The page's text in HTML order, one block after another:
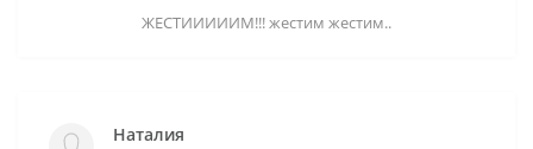
ЖЕСТИИИИИМ!!! жестим жестим..
Наталия